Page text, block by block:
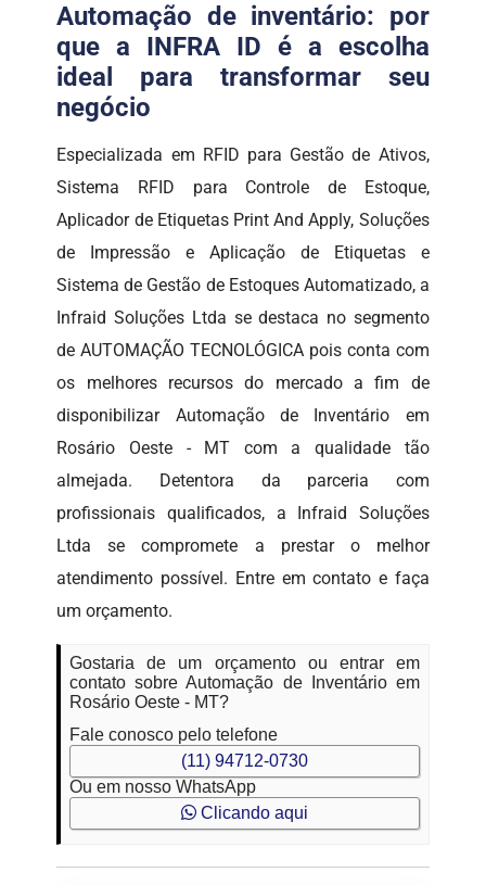
Automação de inventário: por
que a INFRA ID é a escolha
ideal para transformar seu
negócio
Especializada em RFID para Gestão de Ativos,
Sistema RFID para Controle de Estoque,
Aplicador de Etiquetas Print And Apply, Soluções
de Impressão e Aplicação de Etiquetas e
Sistema de Gestão de Estoques Automatizado, a
Infraid Soluções Ltda se destaca no segmento
de AUTOMAÇÃO TECNOLÓGICA pois conta com
os melhores recursos do mercado a fim de
disponibilizar Automação de Inventário em
Rosário Oeste - MT com a qualidade tão
almejada. Detentora da parceria com
profissionais qualificados, a Infraid Soluções
Ltda se compromete a prestar o melhor
atendimento possível. Entre em contato e faça
um orçamento.
Gostaria de um orçamento ou entrar em
contato sobre Automação de Inventário em
Rosário Oeste - MT?
Fale conosco pelo telefone
(11) 94712-0730
Ou em nosso WhatsApp
Clicando aqui